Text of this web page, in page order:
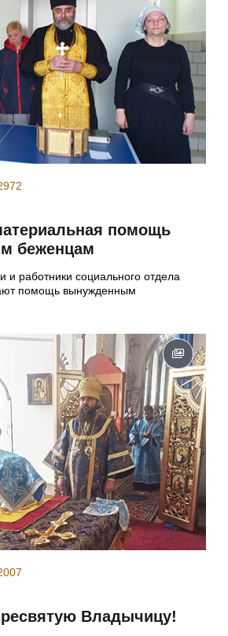
помощь
беженцам
и работники социального отдела
помощь вынужденным
Владычицу!